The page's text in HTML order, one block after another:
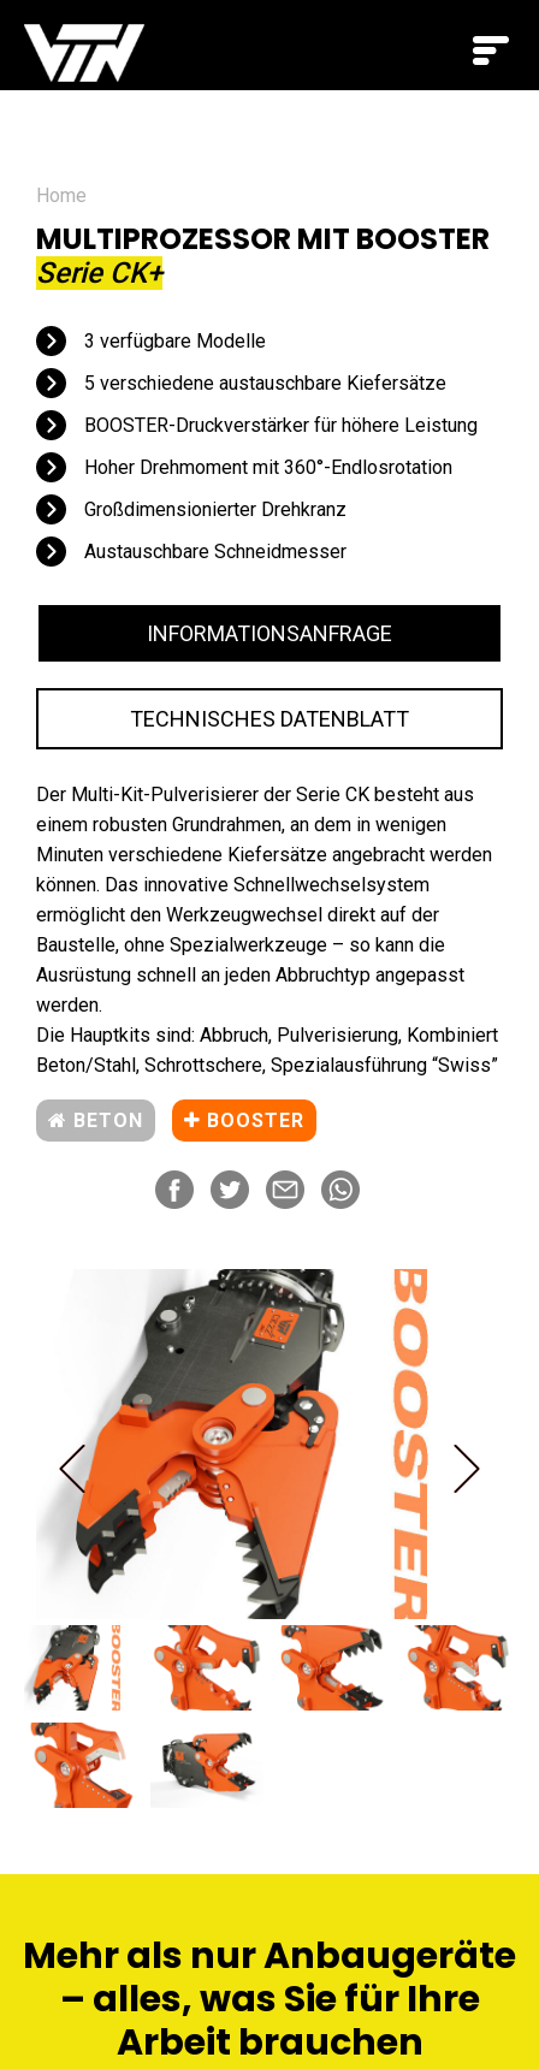
Home
MULTIPROZESSOR MIT BOOSTER
Serie CK+
3 verfügbare Modelle
5 verschiedene austauschbare Kiefersätze
BOOSTER-Druckverstärker für höhere Leistung
Hoher Drehmoment mit 360°-Endlosrotation
Großdimensionierter Drehkranz
Austauschbare Schneidmesser
INFORMATIONSANFRAGE
TECHNISCHES DATENBLATT
Der Multi-Kit-Pulverisierer der Serie CK besteht aus
einem robusten Grundrahmen, an dem in wenigen
Minuten verschiedene Kiefersätze angebracht werden
können. Das innovative Schnellwechselsystem
ermöglicht den Werkzeugwechsel direkt auf der
Baustelle, ohne Spezialwerkzeuge – so kann die
Ausrüstung schnell an jeden Abbruchtyp angepasst
werden.
Die Hauptkits sind: Abbruch, Pulverisierung, Kombiniert
Beton/Stahl, Schrottschere, Spezialausführung “Swiss”
BETON BOOSTER
Mehr als nur Anbaugeräte
– alles, was Sie für Ihre
Arbeit brauchen